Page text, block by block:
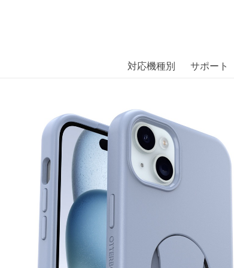
には、日本では珍しい「海外ブランド」をはじめ
対応機種別 サポート